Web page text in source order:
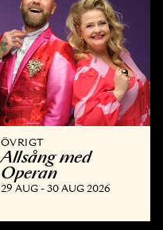
ÖVRIGT
Allsång med
Operan
29 AUG - 30 AUG 2026